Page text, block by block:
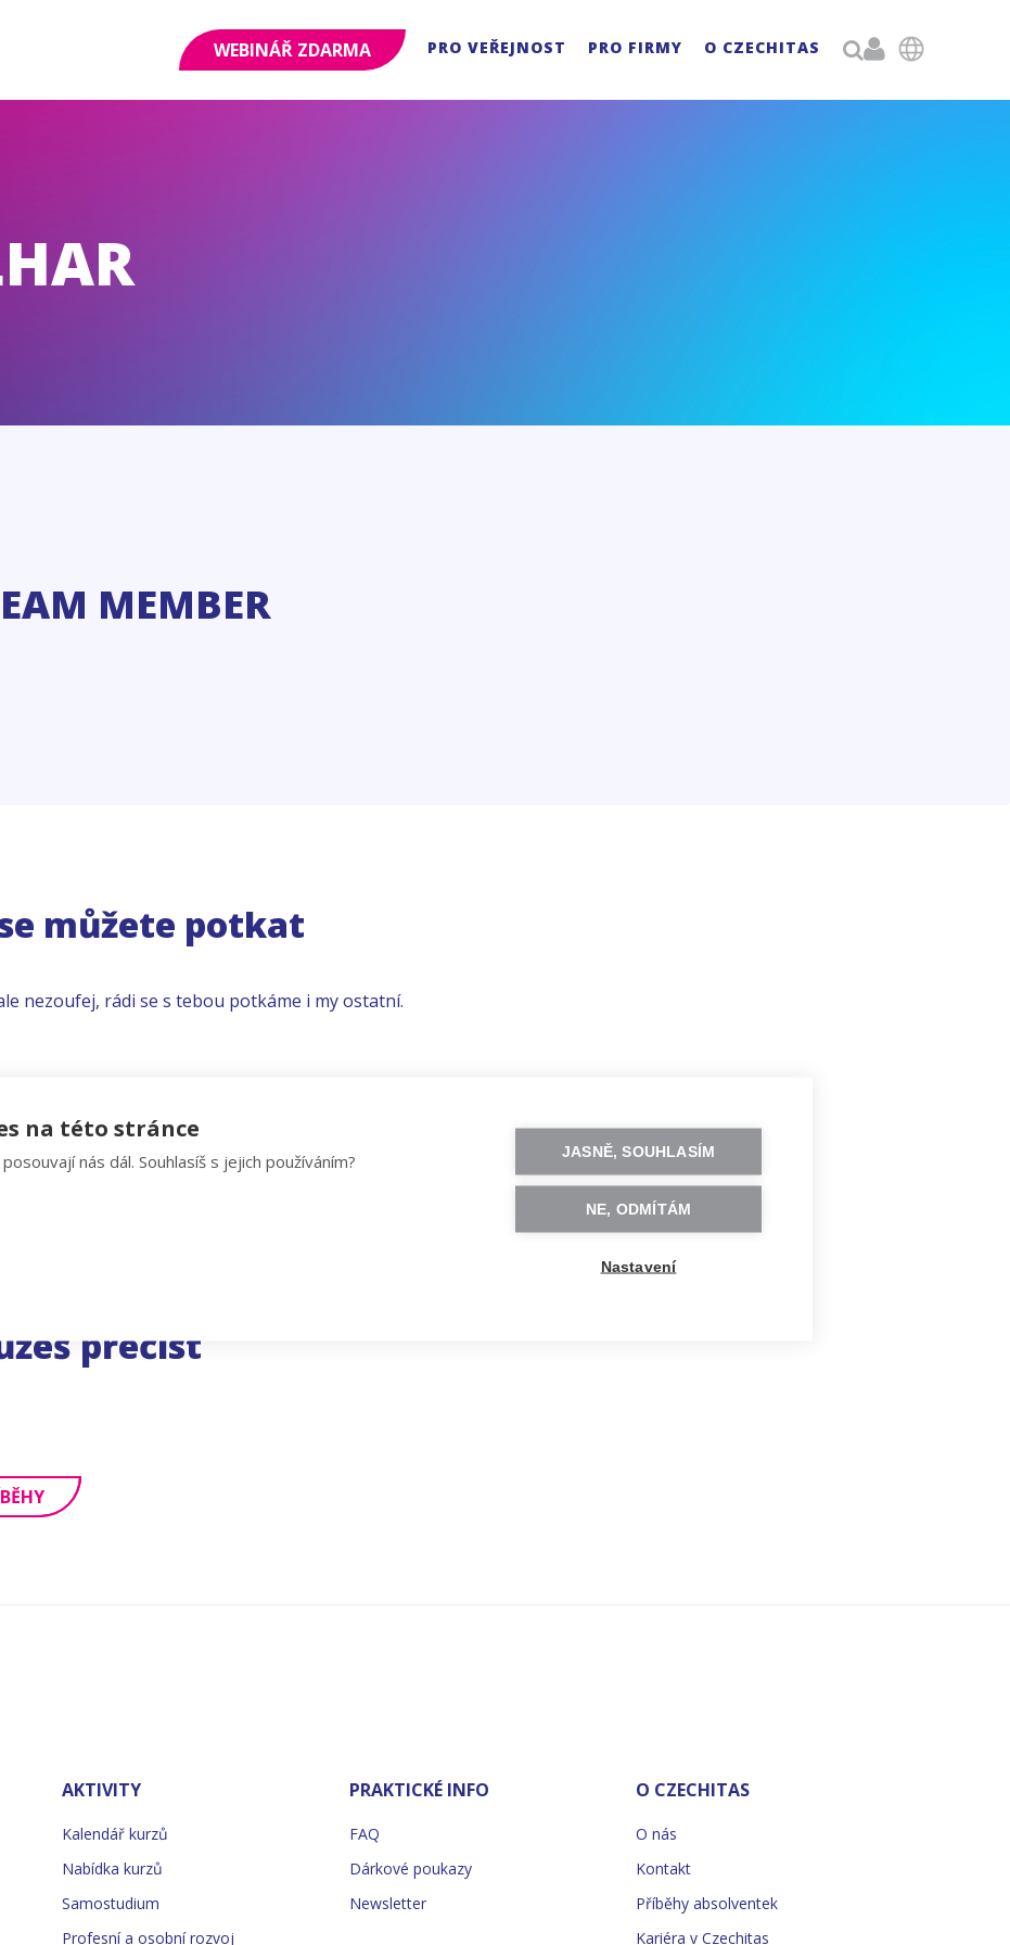
WEBINÁŘ ZDARMA PRO VEŘEJNOST PRO FIRMY O CZECHITAS 
MEMBER
můžete potkat
nezoufej, rádi se s tebou potkáme i my ostatní.
přečíst
AKTIVITY
Kalendář kurzů
Nabídka kurzů
Samostudium
Profesní a osobní rozvoj
PRAKTICKÉ INFO
FAQ
Dárkové poukazy
Newsletter
O CZECHITAS
O nás
Kontakt
Příběhy absolventek
Kariéra v Czechitas
na této stránce
nás dál. Souhlasíš s jejich používáním? JASNĚ, SOUHLASÍM
NE, ODMÍTÁM
Nastavení